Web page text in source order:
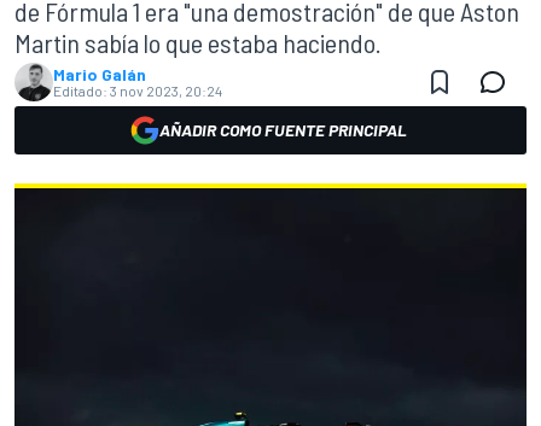
de Fórmula 1 era "una demostración" de que Aston
Martin sabía lo que estaba haciendo.
Mario Galán
Editado: 3 nov 2023, 20:24
AÑADIR COMO FUENTE PRINCIPAL